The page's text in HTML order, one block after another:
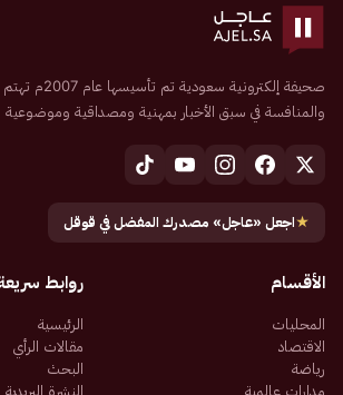
صحيفة إلكترونية
والمنافسة في سبق الأخبار بمهنية ومصداقية وموضوعية
★اجعل «عاجل» مصدرك المفضل في قوقل
الأقسام
المحليات
الاقتصاد
رياضة
مدارات عالمية
روابط
الرئيسية
مقالات الرأي
البحث
النشرة البريدية